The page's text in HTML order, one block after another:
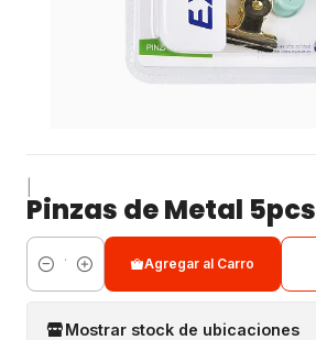
Pinzas de Metal 5pcs
Cantidad
Agregar al Carro
Mostrar stock de ubicaciones